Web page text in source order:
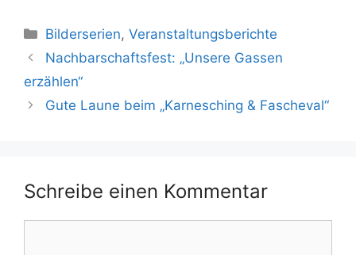
Kategorien
Bilderserien,Veranstaltungsberichte
Nachbarschaftsfest: „Unsere Gassen
erzählen“
Gute Laune beim „Karnesching & Fascheval“
Schreibe einen Kommentar